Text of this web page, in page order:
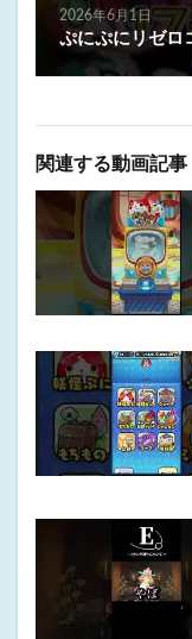
2026年6月1日
ぷにぷにリゼロ
関連する動画記事